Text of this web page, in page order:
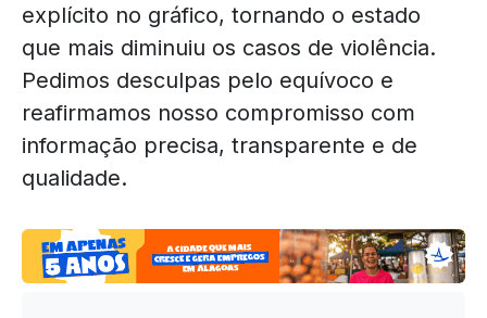
explícito no gráfico, tornando o estado
que mais diminuiu os casos de violência.
Pedimos desculpas pelo equívoco e
reafirmamos nosso compromisso com
informação precisa, transparente e de
qualidade.